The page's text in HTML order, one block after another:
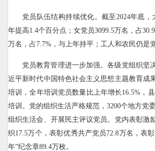
党员队伍结构持续优化。截至2024年底
年提高1.4个百分点；女党员3099.5万名，占
万名，占7.7%，与上年持平；工人和农民仍是
党员教育管理进一步加强。各级党组织坚
近平新时代中国特色社会主义思想主题教育成
培训，全年培训党员数量比上年增长16.5%，
培训。党的组织生活严格规范，3200个地方党
组织生活会、开展民主评议党员。党内表彰激
织17.5万个，表彰优秀共产党员72.8万名，表
年”纪念章89.4万枚。